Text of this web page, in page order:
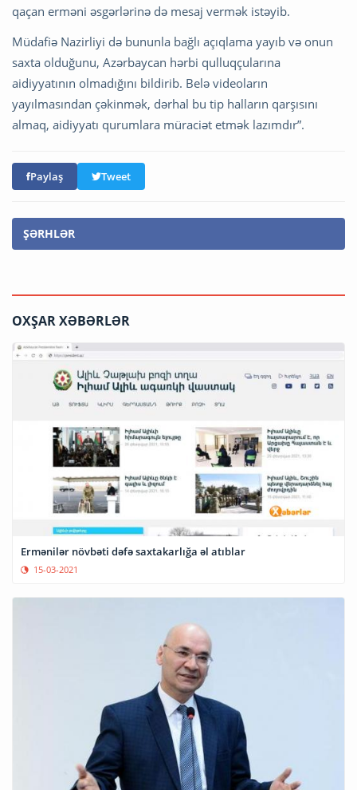
qaçan erməni əsgərlərinə də mesaj vermək istəyib.
Müdafiə Nazirliyi də bununla bağlı açıqlama yayıb və onun
saxta olduğunu, Azərbaycan hərbi qulluqçularına
aidiyyatının olmadığını bildirib. Belə videoların
yayılmasından çəkinmək, dərhal bu tip halların qarşısını
almaq, aidiyyatı qurumlara müraciət etmək lazımdır”.
Paylaş Tweet
ŞƏRHLƏR
OXŞAR XƏBƏRLƏR
Ermənilər növbəti dəfə saxtakarlığa əl atıblar
15-03-2021